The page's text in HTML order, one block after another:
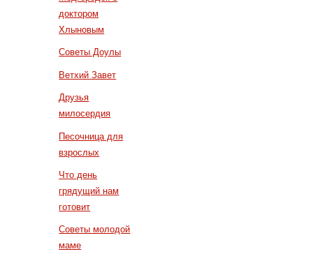
доктором
Хлыновым
Советы Доулы
Ветхий Завет
Друзья
милосердия
Песочница для
взрослых
Что день
грядущий нам
готовит
Советы молодой
маме